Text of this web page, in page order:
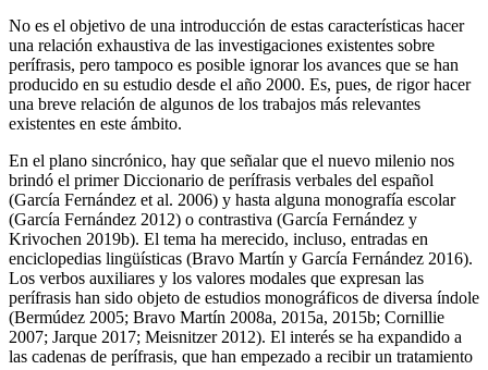
No es el objetivo de una introducción de estas características hacer
una relación exhaustiva de las investigaciones existentes sobre
perífrasis, pero tampoco es posible ignorar los avances que se han
producido en su estudio desde el año 2000. Es, pues, de rigor hacer
una breve relación de algunos de los trabajos más relevantes
existentes en este ámbito.
En el plano sincrónico, hay que señalar que el nuevo milenio nos
brindó el primerDiccionario de perífrasis verbales del español
(García Fernández et al. 2006) y hasta alguna monografía escolar
(García Fernández 2012) o contrastiva (García Fernández y
Krivochen 2019b). El tema ha merecido, incluso, entradas en
enciclopedias lingüísticas (Bravo Martín y García Fernández 2016).
Los verbos auxiliares y los valores modales que expresan las
perífrasis han sido objeto de estudios monográficos de diversa índole
(Bermúdez 2005; Bravo Martín 2008a, 2015a, 2015b; Cornillie
2007; Jarque 2017; Meisnitzer 2012). El interés se ha expandido a
las cadenas de perífrasis, que han empezado a recibir un tratamiento